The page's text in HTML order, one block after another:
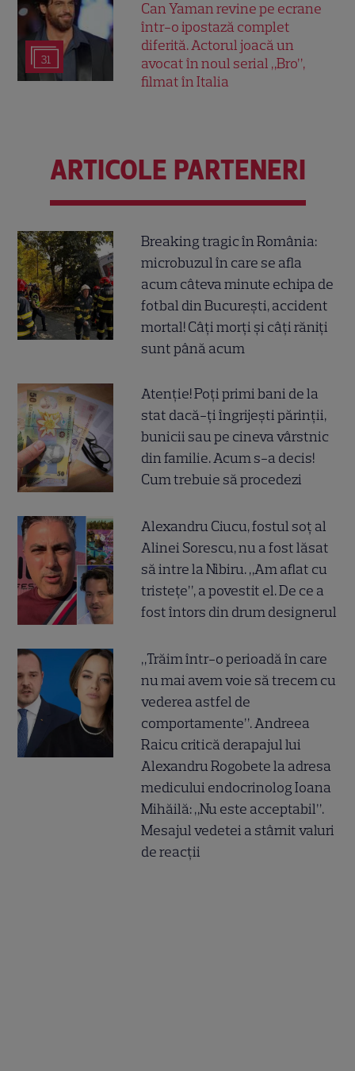
31
Can Yaman revine pe ecrane
într-o ipostază complet
diferită. Actorul joacă un
avocat în noul serial „Bro”,
filmat în Italia
ARTICOLE PARTENERI
Breaking tragic în România:
microbuzul în care se afla
acum câteva minute echipa de
fotbal din București, accident
mortal! Câți morți și câți răniți
sunt până acum
Atenție! Poți primi bani de la
stat dacă-ți îngrijești părinții,
bunicii sau pe cineva vârstnic
din familie. Acum s-a decis!
Cum trebuie să procedezi
Alexandru Ciucu, fostul soț al
Alinei Sorescu, nu a fost lăsat
să intre la Nibiru. „Am aflat cu
tristețe”, a povestit el. De ce a
fost întors din drum designerul
„Trăim într-o perioadă în care
nu mai avem voie să trecem cu
vederea astfel de
comportamente”. Andreea
Raicu critică derapajul lui
Alexandru Rogobete la adresa
medicului endocrinolog Ioana
Mihăilă: „Nu este acceptabil”.
Mesajul vedetei a stârnit valuri
de reacții